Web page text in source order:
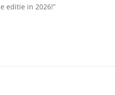
editie in 2026!”